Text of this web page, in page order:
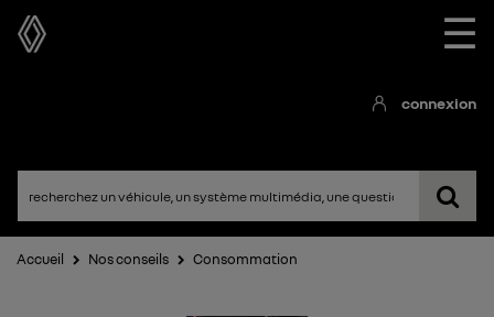
☰
connexion
Accueil Nos conseils Consommation